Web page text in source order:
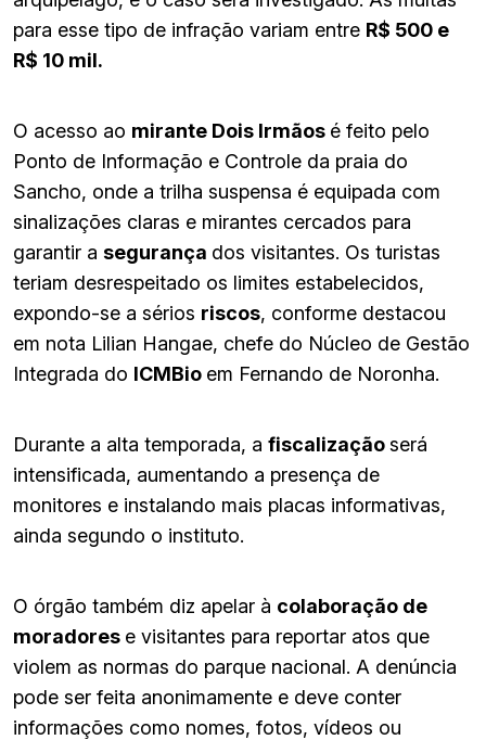
para esse tipo de infração variam entre R$ 500 e
R$ 10 mil.
O acesso ao mirante Dois Irmãos é feito pelo
Ponto de Informação e Controle da praia do
Sancho, onde a trilha suspensa é equipada com
sinalizações claras e mirantes cercados para
garantir a segurança dos visitantes. Os turistas
teriam desrespeitado os limites estabelecidos,
expondo-se a sérios riscos, conforme destacou
em nota Lilian Hangae, chefe do Núcleo de Gestão
Integrada do ICMBio em Fernando de Noronha.
Durante a alta temporada, a fiscalizaçãoserá
intensificada, aumentando a presença de
monitores e instalando mais placas informativas,
ainda segundo o instituto.
O órgão também diz apelar à colaboração de
moradores e visitantes para reportar atos que
violem as normas do parque nacional. A denúncia
pode ser feita anonimamente e deve conter
informações como nomes, fotos, vídeos ou